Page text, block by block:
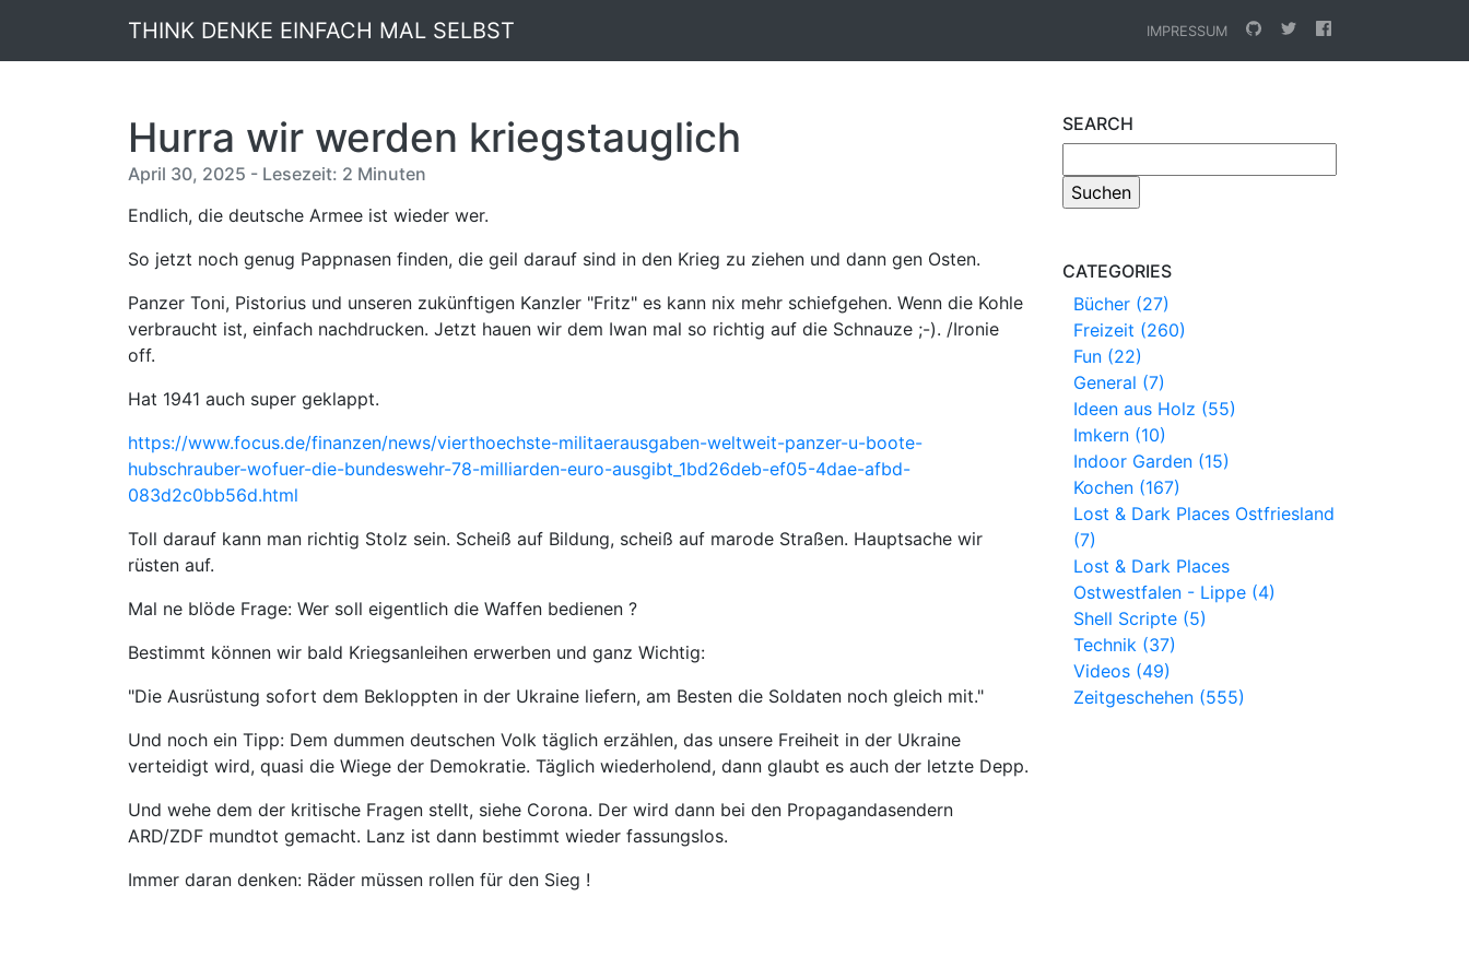
THINK DENKE EINFACH MAL SELBST IMPRESSUM
Hurra wir werden kriegstauglich
April 30, 2025 - Lesezeit: 2 Minuten
Endlich, die deutsche Armee ist wieder wer.
So jetzt noch genug Pappnasen finden, die geil darauf sind in den Krieg zu ziehen und dann gen Osten.
Panzer Toni, Pistorius und unseren zukünftigen Kanzler "Fritz" es kann nix mehr schiefgehen. Wenn die Kohle
verbraucht ist, einfach nachdrucken. Jetzt hauen wir dem Iwan mal so richtig auf die Schnauze ;-). /Ironie
off.
Hat 1941 auch super geklappt.
https://www.focus.de/finanzen/news/vierthoechste-militaerausgaben-weltweit-panzer-u-boote-
hubschrauber-wofuer-die-bundeswehr-78-milliarden-euro-ausgibt_1bd26deb-ef05-4dae-afbd-
083d2c0bb56d.html
Toll darauf kann man richtig Stolz sein. Scheiß auf Bildung, scheiß auf marode Straßen. Hauptsache wir
rüsten auf.
Mal ne blöde Frage: Wer soll eigentlich die Waffen bedienen ?
Bestimmt können wir bald Kriegsanleihen erwerben und ganz Wichtig:
"Die Ausrüstung sofort dem Bekloppten in der Ukraine liefern, am Besten die Soldaten noch gleich mit."
Und noch ein Tipp: Dem dummen deutschen Volk täglich erzählen, das unsere Freiheit in der Ukraine
verteidigt wird, quasi die Wiege der Demokratie. Täglich wiederholend, dann glaubt es auch der letzte Depp.
Und wehe dem der kritische Fragen stellt, siehe Corona. Der wird dann bei den Propagandasendern
ARD/ZDF mundtot gemacht. Lanz ist dann bestimmt wieder fassungslos.
Immer daran denken: Räder müssen rollen für den Sieg !
SEARCH
CATEGORIES
Bücher (27)
Freizeit (260)
Fun (22)
General (7)
Ideen aus Holz (55)
Imkern (10)
Indoor Garden (15)
Kochen (167)
Lost & Dark Places Ostfriesland
(7)
Lost & Dark Places
Ostwestfalen - Lippe (4)
Shell Scripte (5)
Technik (37)
Videos (49)
Zeitgeschehen (555)